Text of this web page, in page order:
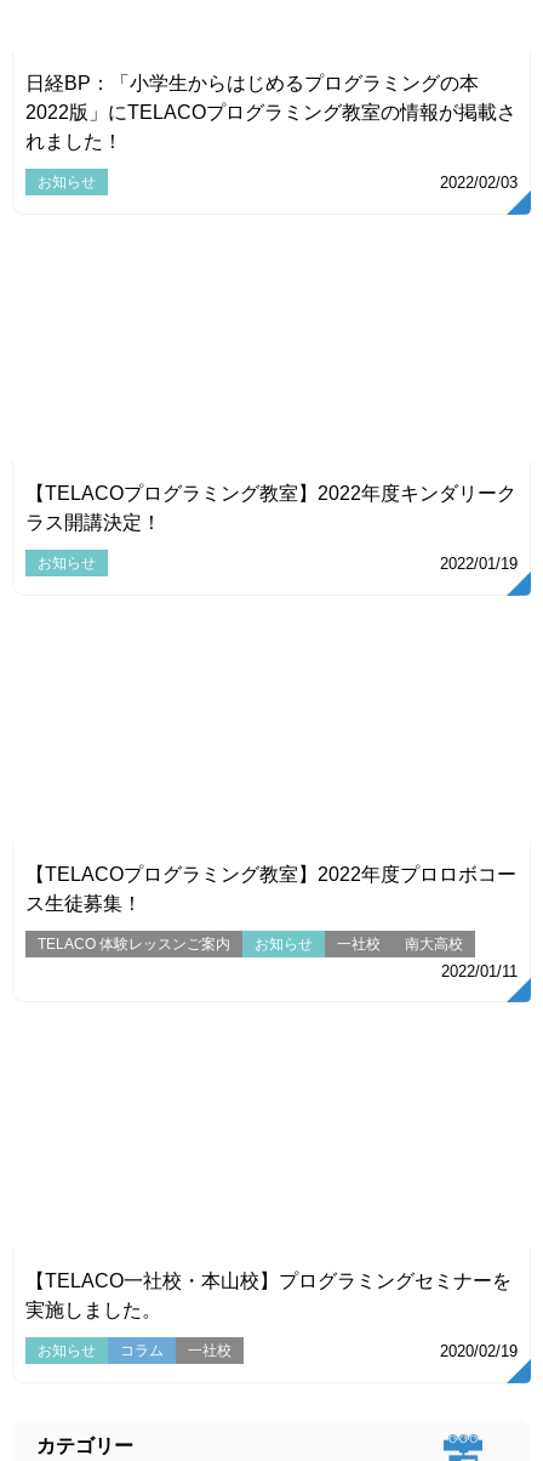
日経BP：「小学生からはじめるプログラミングの本
2022版」にTELACOプログラミング教室の情報が掲載さ
れました！
お知らせ 2022/02/03
【TELACOプログラミング教室】2022年度キンダリーク
ラス開講決定！
お知らせ 2022/01/19
【TELACOプログラミング教室】2022年度プロロボコー
ス生徒募集！
TELACO 体験レッスンご案内 お知らせ 一社校 南大高校
2022/01/11
【TELACO一社校・本山校】プログラミングセミナーを
実施しました。
お知らせ コラム 一社校 2020/02/19
カテゴリー